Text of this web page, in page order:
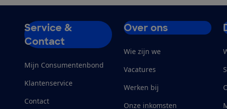
Service &
Contact
Mijn Consumentenbond
Klantenservice
Contact
Over ons
Wie zijn we
Vacatures
Werken bij
Onze inkomsten